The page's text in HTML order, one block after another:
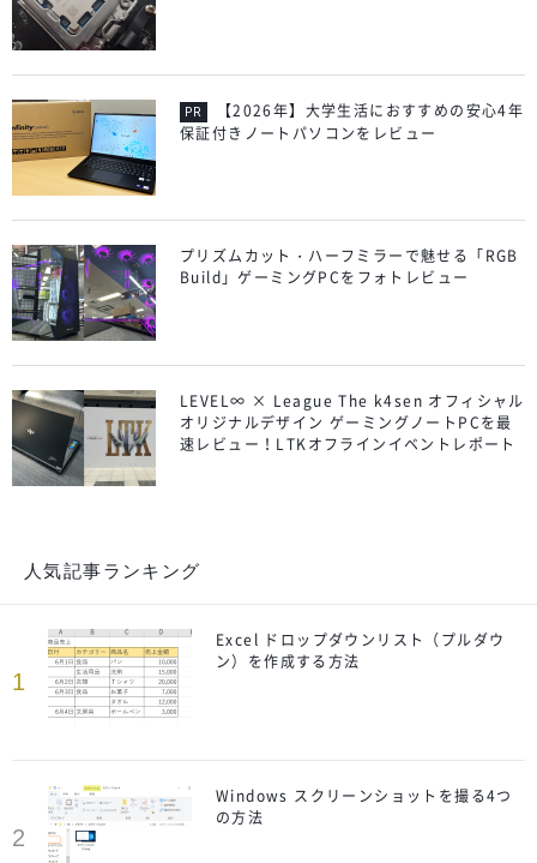
【2026年】大学生活におすすめの安心4年
保証付きノートパソコンをレビュー
プリズムカット・ハーフミラーで魅せる「RGB
Build」ゲーミングPCをフォトレビュー
LEVEL∞ × League The k4sen オフィシャル
オリジナルデザイン ゲーミングノートPCを最
速レビュー！LTKオフラインイベントレポート
人気記事ランキング
1
Excel ドロップダウンリスト（プルダウ
ン）を作成する方法
2
Windows スクリーンショットを撮る4つ
の方法